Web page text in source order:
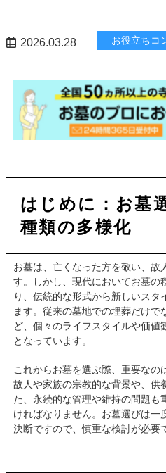
2026.03.28 お役立ちコ
はじめに：お墓選びの重要性と
種類の多様化
お墓は、亡くなった方を敬い、故
す。しかし、現代においてお墓の
り、伝統的な形式から新しいス
ます。従来の墓地での埋葬だけで
ど、個々のライフスタイルや価
となっています。
これからお墓を選ぶ際、重要なの
故人や家族の宗教的な背景や、供
た、永続的な管理や維持の問題も
ければなりません。お墓選びは一
決断ですので、慎重な検討が必要